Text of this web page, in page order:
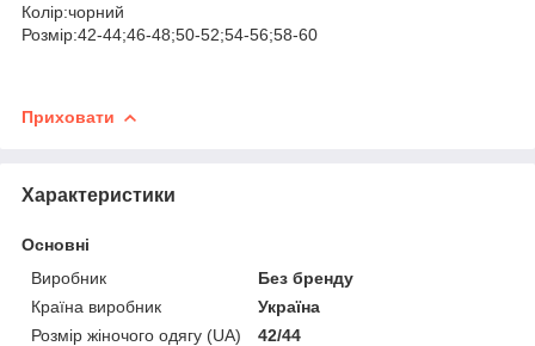
Колір:чорний
Розмір:42-44;46-48;50-52;54-56;58-60
Приховати
Характеристики
Основні
Виробник
Без бренду
Країна виробник
Україна
Розмір жіночого одягу (UA)
42/44